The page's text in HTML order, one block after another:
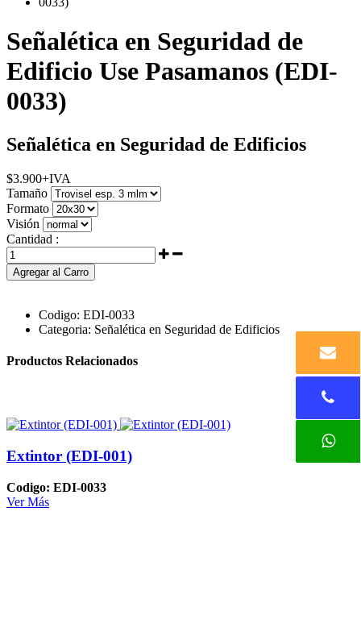
Señalética en Seguridad de
Edificio Use Pasamanos (EDI-
0033)
Señalética en Seguridad de Edificios
$3.900+IVA
Tamaño
Formato
Visión
Cantidad :
Agregar al Carro
Codigo: EDI-0033
Categoria: Señalética en Seguridad de Edificios
Productos Relacionados
Extintor (EDI-001)
Codigo: EDI-0033
Ver Más